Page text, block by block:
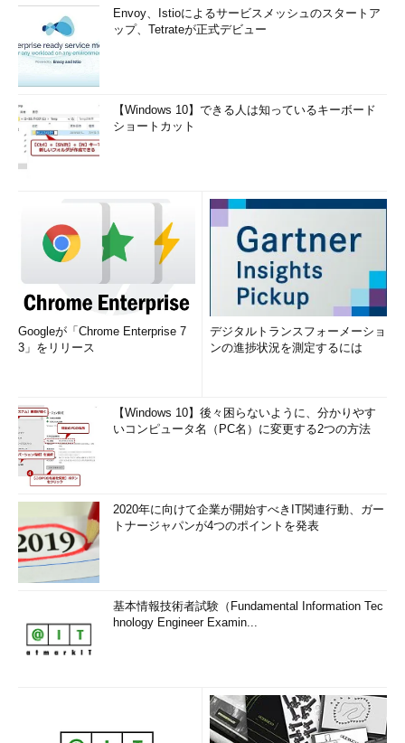
Envoy、Istioによるサービスメッシュのスタートア
ップ、Tetrateが正式デビュー
【Windows 10】できる人は知っているキーボード
ショートカット
Googleが「Chrome Enterprise 7
3」をリリース
デジタルトランスフォーメーショ
ンの進捗状況を測定するには
【Windows 10】後々困らないように、分かりやす
いコンピュータ名（PC名）に変更する2つの方法
2020年に向けて企業が開始すべきIT関連行動、ガー
トナージャパンが4つのポイントを発表
基本情報技術者試験（Fundamental Information Tec
hnology Engineer Examin...